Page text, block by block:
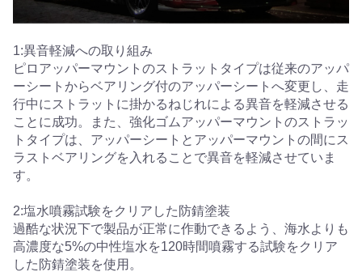
1:異音軽減への取り組み
ピロアッパーマウントのストラットタイプは従来のアッパ
ーシートからベアリング付のアッパーシートへ変更し、走
行中にストラットに掛かるねじれによる異音を軽減させる
ことに成功。また、強化ゴムアッパーマウントのストラッ
トタイプは、アッパーシートとアッパーマウントの間にス
ラストベアリングを入れることで異音を軽減させていま
す。
2:塩水噴霧試験をクリアした防錆塗装
過酷な状況下で製品が正常に作動できるよう、海水よりも
高濃度な5%の中性塩水を120時間噴霧する試験をクリア
した防錆塗装を使用。